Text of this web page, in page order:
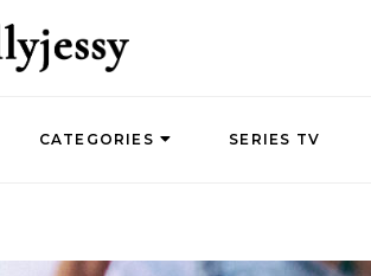
CATEGORIES SERIES TV